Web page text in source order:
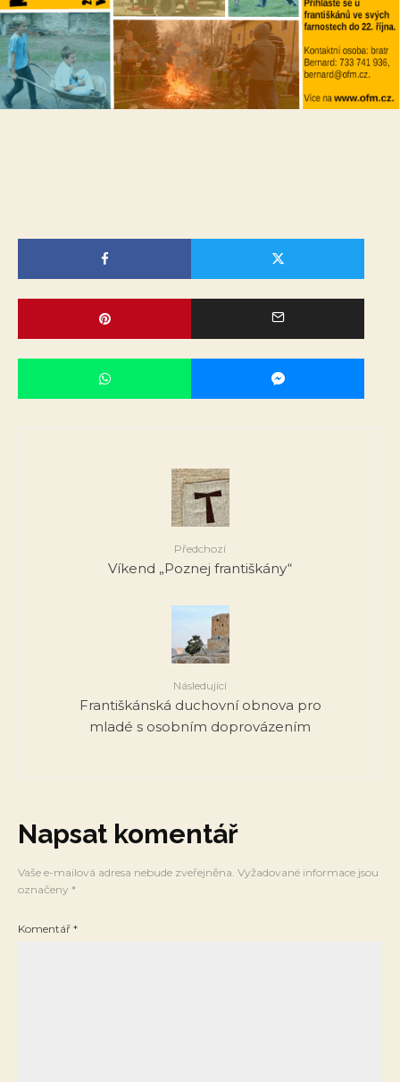
Předchozí
Víkend „Poznej františkány“
Následující
Františkánská duchovní obnova pro
mladé s osobním doprovázením
Napsat komentář
Vaše e-mailová adresa nebude zveřejněna. Vyžadované informace jsou
označeny *
Komentář *